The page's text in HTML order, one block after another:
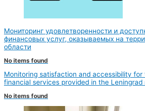
Мониторинг удовлетворенности и
финансовых услуг, оказываемых на
области
No items found
Monitoring satisfaction and accessibility
financial services provided in the Leningrad
No items found